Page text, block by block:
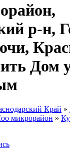
р-н,
Дом
Край »
микрорайон »